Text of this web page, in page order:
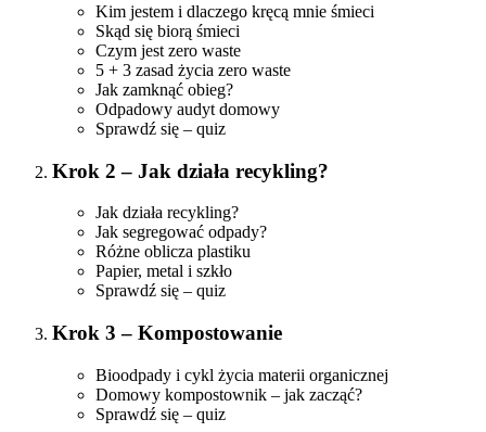
Kim jestem i dlaczego kręcą mnie śmieci
Skąd się biorą śmieci
Czym jest zero waste
5 + 3 zasad życia zero waste
Jak zamknąć obieg?
Odpadowy audyt domowy
Sprawdź się – quiz
Krok 2 – Jak działa recykling?
Jak działa recykling?
Jak segregować odpady?
Różne oblicza plastiku
Papier, metal i szkło
Sprawdź się – quiz
Krok 3 – Kompostowanie
Bioodpady i cykl życia materii organicznej
Domowy kompostownik – jak zacząć?
Sprawdź się – quiz